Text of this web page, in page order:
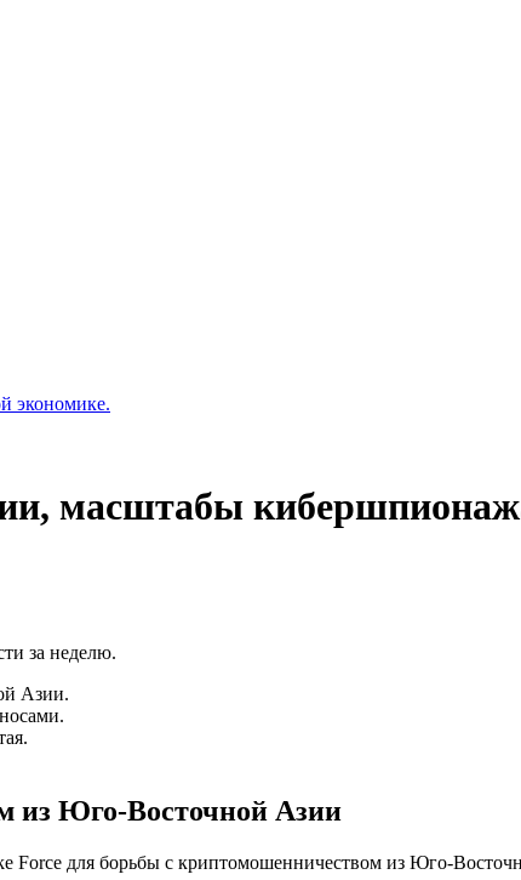
экономике.
масштабы
за неделю.
Азии.
из Юго-Восточной Азии
Force для борьбы с криптомошенничеством из Юго-